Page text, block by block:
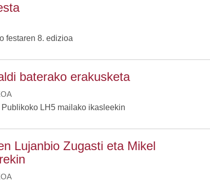
festaren 8. edizioa
baterako erakusketa
LH5 mailako ikasleekin
Lujanbio Zugasti eta Mikel